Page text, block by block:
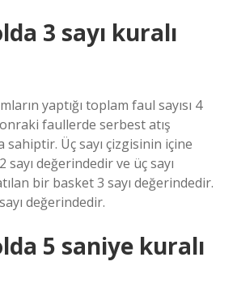
3 sayı kuralı
yaptığı toplam faul sayısı 4
faullerde serbest atış
sahiptir. Üç sayı çizgisinin içine
sayı değerindedir ve üç sayı
bir basket 3 sayı değerindedir.
değerindedir.
5 saniye kuralı